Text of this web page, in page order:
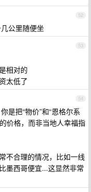
52
公里随便坐
53
相对的
太低了
54
是把“物价”和“恩格尔系
价格，而非当地人幸福指
不合理的情况，比如一线
墨西哥便宜...这显然非常